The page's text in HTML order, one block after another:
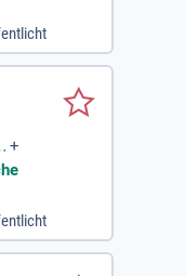
+